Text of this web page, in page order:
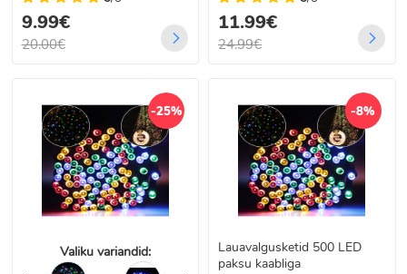
9.99€
20.00€
11.99€
24.99€
-25%
Valiku variandid:
-8%
Lauavalgusketid 500 LED
paksu kaabliga